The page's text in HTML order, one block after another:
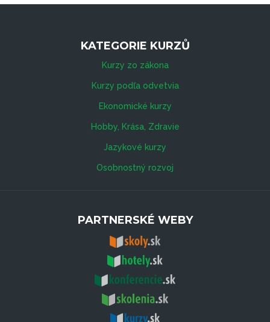
KATEGORIE KURZŮ
Kurzy zo zákona
Kurzy podľa odvetvia
Ekonomické kurzy
Hobby, Krása, Zdravie
Jazykové kurzy
Osobnostný rozvoj
PARTNERSKÉ WEBY